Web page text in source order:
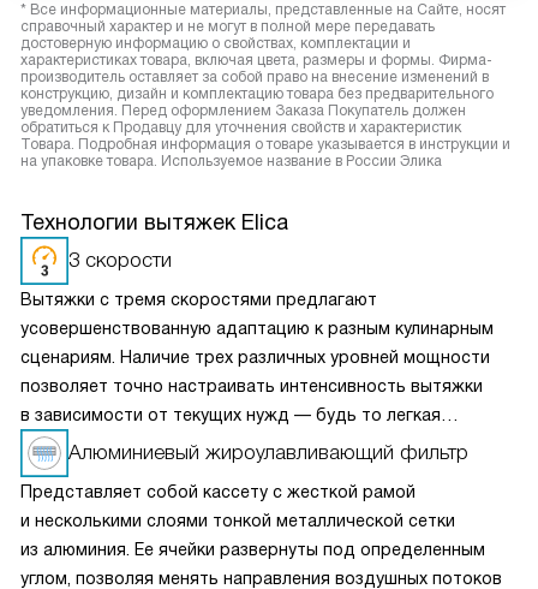
* Все информационные материалы, представленные на Сайте, носят
справочный характер и не могут в полной мере передавать
достоверную информацию о свойствах, комплектации и
характеристиках товара, включая цвета, размеры и формы. Фирма-
производитель оставляет за собой право на внесение изменений в
конструкцию, дизайн и комплектацию товара без предварительного
уведомления. Перед оформлением Заказа Покупатель должен
обратиться к Продавцу для уточнения свойств и характеристик
Товара. Подробная информация о товаре указывается в инструкции и
на упаковке товара. Используемое название в России Элика
Технологии вытяжек Elica
3 скорости
Вытяжки с тремя скоростями предлагают
усовершенствованную адаптацию к разным кулинарным
сценариям. Наличие трех различных уровней мощности
позволяет точно настраивать интенсивность вытяжки
в зависимости от текущих нужд — будь то легкая
вентиляция при медленном приготовлении или мощное
удаление пара и запахов при интенсивной жарке. Это
делает вытяжку универсальным решением для любых
кулинарных задач и сохраняет воздух на кухне свежим
и чистым.
Алюминиевый жироулавливающий фильтр
Представляет собой кассету с жесткой рамой
и несколькими слоями тонкой металлической сетки
из алюминия. Ее ячейки развернуты под определенным
углом, позволяя менять направления воздушных потоков